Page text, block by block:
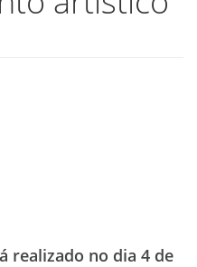
realizado no dia 4 de